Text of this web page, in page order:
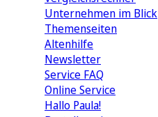
Unternehmen im Blick
Themenseiten
Altenhilfe
Newsletter
Service FAQ
Online Service
Hallo Paula!